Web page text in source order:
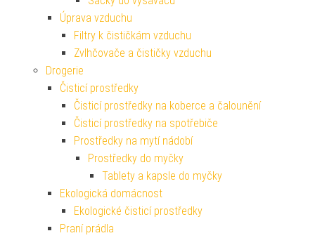
Úprava vzduchu
Filtry k čističkám vzduchu
Zvlhčovače a čističky vzduchu
Drogerie
Čisticí prostředky
Čisticí prostředky na koberce a čalounění
Čisticí prostředky na spotřebiče
Prostředky na mytí nádobí
Prostředky do myčky
Tablety a kapsle do myčky
Ekologická domácnost
Ekologické čisticí prostředky
Praní prádla